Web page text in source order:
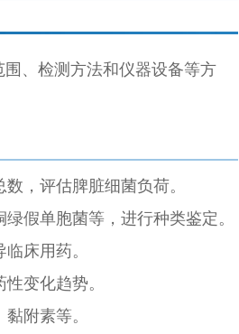
、检测方法和仪器设备等方
，评估脾脏细菌负荷。
假单胞菌等，进行种类鉴定。
床用药。
变化趋势。
附素等。